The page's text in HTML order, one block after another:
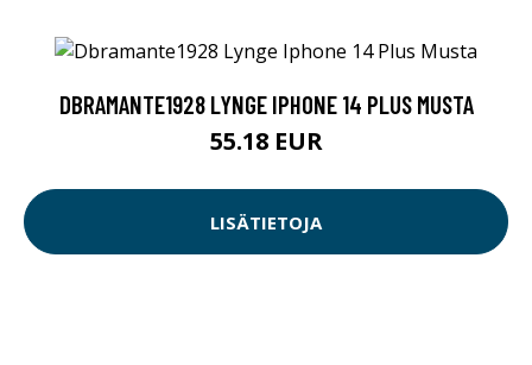
DBRAMANTE1928 LYNGE IPHONE 14 PLUS MUSTA
55.18 EUR
LISÄTIETOJA